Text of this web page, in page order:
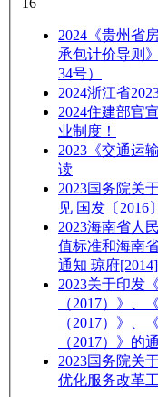
16
2024 《贵州省
承包计价导则
34号）
2024浙江省
2024住建部官
业制度！
2023 《交通运
读
2023国务院关
见 国发〔2016
2023海南省人
值标准和海南
通知 琼府
2023关于印发
（2017）》、
（2017）》、
（2017）》的
2023国务院关
优化服务改革